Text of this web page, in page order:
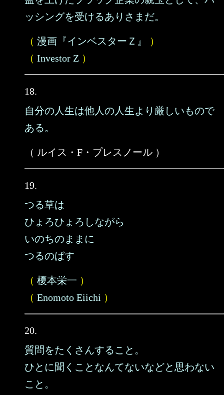
ッシングを受けるありさまだ。
（ 漫画『インベスターＺ』
）
（ Investor Z ）
18.
自分の人生は他人の人生より厳しいもので
ある。
（ ルイス・F・プレスノール ）
19.
つる草は
ひょろひょろしながら
いのちのままに
つるのばす
（ 榎本栄一 ）
（ Enomoto Eiichi ）
20.
質問をたくさんすること。
ひとに聞くことなんてないなどと思わない
こと。